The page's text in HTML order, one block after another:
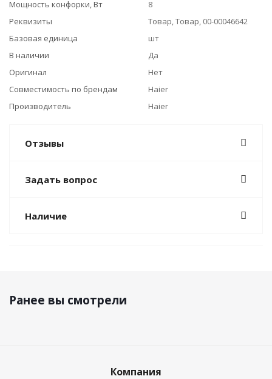
Мощность конфорки, Вт
8
Реквизиты
Товар, Товар, 00-00046642
Базовая единица
шт
В наличии
Да
Оригинал
Нет
Совместимость по брендам
Haier
Производитель
Haier
Отзывы
Задать вопрос
Наличие
Ранее вы смотрели
Компания